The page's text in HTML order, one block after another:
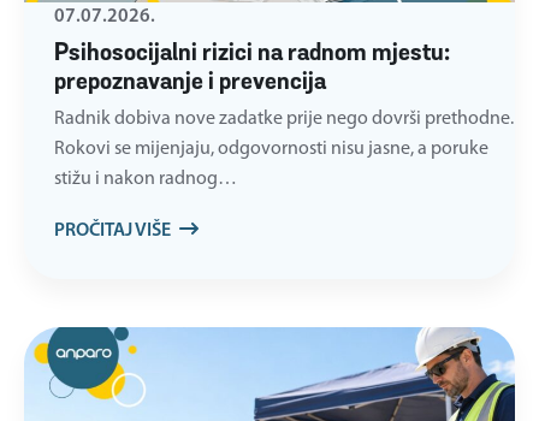
Psihosocijalni rizici na radnom mjestu:
prepoznavanje i prevencija
07.07.2026.
Radnik dobiva nove zadatke prije nego dovrši prethodne.
Rokovi se mijenjaju, odgovornosti nisu jasne, a poruke
stižu i nakon radnog…
PROČITAJ VIŠE